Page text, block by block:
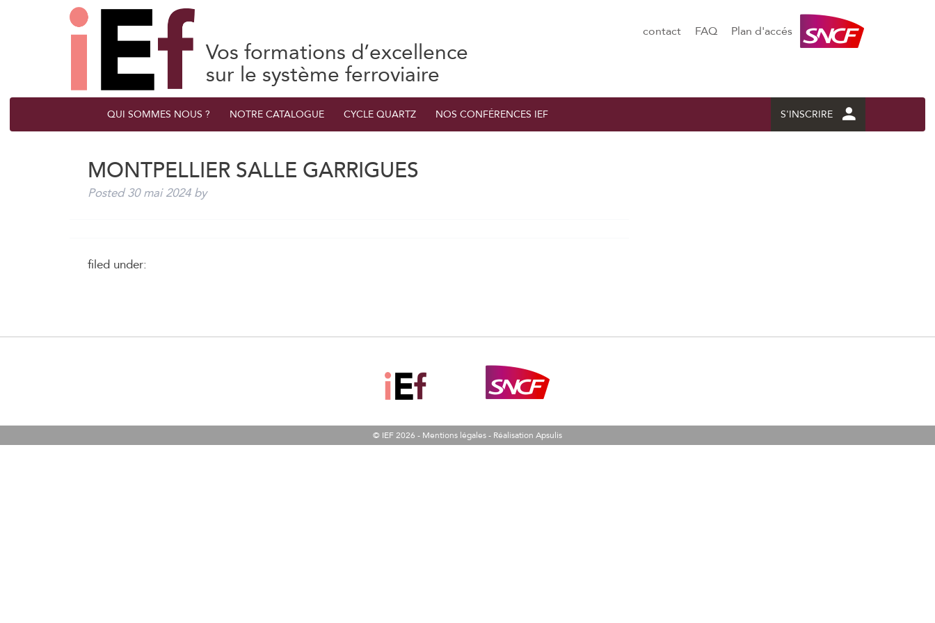
Vos formations d’excellence
sur le système ferroviaire
contact FAQ Plan d'accés
QUI SOMMES NOUS ? NOTRE CATALOGUE CYCLE QUARTZ NOS CONFÉRENCES IEF S'INSCRIRE
MONTPELLIER SALLE GARRIGUES
Posted30 mai 2024 by
filed under:
© IEF 2026 - Mentions légales- Réalisation Apsulis